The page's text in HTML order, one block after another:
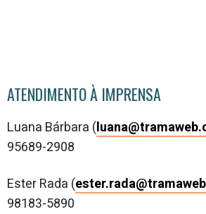
ATENDIMENTO À IMPRENSA
Luana Bárbara (
95689-2908
Ester Rada (
98183-5890